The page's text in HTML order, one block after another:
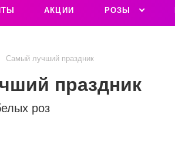
АКЦИИ РОЗЫ
Самый лучший праздник
роз
праздник